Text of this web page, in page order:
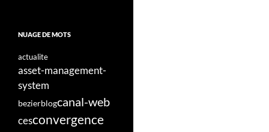
NUAGE DE MOTS
actualite
asset-management-
system
bezierblogcanal-web
cesconvergence